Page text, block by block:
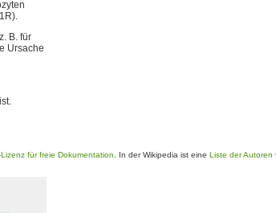
B. für
Ursache
Lizenz für freie Dokumentation . In der Wikipedia ist eine Liste der Autoren